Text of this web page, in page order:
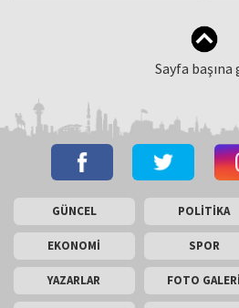
Sayfa başına
GÜNCEL POLİTİKA
EKONOMİ SPOR
YAZARLAR FOTO GALERİ